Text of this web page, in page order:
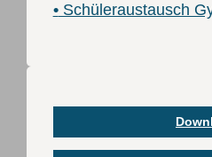
•Schüleraustausch